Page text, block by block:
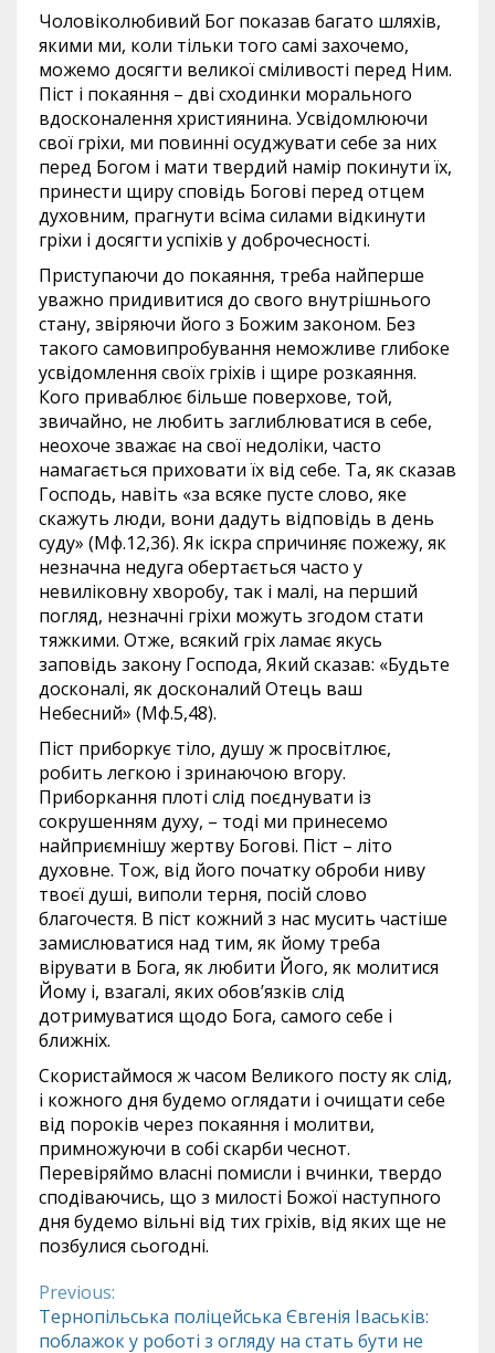
Чоловіколюбивий Бог показав багато шляхів,
якими ми, коли тільки того самі захочемо,
можемо досягти великої сміливості перед Ним.
Піст і покаяння – дві сходинки морального
вдосконалення християнина. Усвідомлюючи
свої гріхи, ми повинні осуджувати себе за них
перед Богом і мати твердий намір покинути їх,
принести щиру сповідь Богові перед отцем
духовним, прагнути всіма силами відкинути
гріхи і досягти успіхів у доброчесності.
Приступаючи до покаяння, треба найперше
уважно придивитися до свого внутрішнього
стану, звіряючи його з Божим законом. Без
такого самовипробування неможливе глибоке
усвідомлення своїх гріхів і щире розкаяння.
Кого приваблює більше поверхове, той,
звичайно, не любить заглиблюватися в себе,
неохоче зважає на свої недоліки, часто
намагається приховати їх від себе. Та, як сказав
Господь, навіть «за всяке пусте слово, яке
скажуть люди, вони дадуть відповідь в день
суду» (Мф.12,36). Як іскра спричиняє пожежу, як
незначна недуга обертається часто у
невиліковну хворобу, так і малі, на перший
погляд, незначні гріхи можуть згодом стати
тяжкими. Отже, всякий гріх ламає якусь
заповідь закону Господа, Який сказав: «Будьте
досконалі, як досконалий Отець ваш
Небесний» (Мф.5,48).
Піст приборкує тіло, душу ж просвітлює,
робить легкою і зринаючою вгору.
Приборкання плоті слід поєднувати із
сокрушенням духу, – тоді ми принесемо
найприємнішу жертву Богові. Піст – літо
духовне. Тож, від його початку оброби ниву
твоєї душі, виполи терня, посій слово
благочестя. В піст кожний з нас мусить частіше
замислюватися над тим, як йому треба
вірувати в Бога, як любити Його, як молитися
Йому і, взагалі, яких обов’язків слід
дотримуватися щодо Бога, самого себе і
ближніх.
Скористаймося ж часом Великого посту як слід,
і кожного дня будемо оглядати і очищати себе
від пороків через покаяння і молитви,
примножуючи в собі скарби чеснот.
Перевіряймо власні помисли і вчинки, твердо
сподіваючись, що з милості Божої наступного
дня будемо вільні від тих гріхів, від яких ще не
позбулися сьогодні.
Continue
Previous:
Тернопільська поліцейська Євгенія Іваськів:
поблажок у роботі з огляду на стать бути не